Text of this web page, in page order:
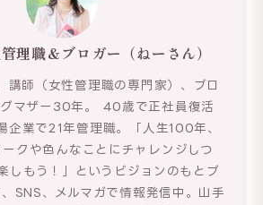
理職＆ブロガー（ねーさん）
講師（女性管理職の専門家）、ブロ
グマザー30年。 40歳で正社員復活
企業で21年管理職。「人生100年、
クや色んなことにチャレンジしつ
しもう！」というビジョンのもとブ
SNS、メルマガで情報発信中。山手